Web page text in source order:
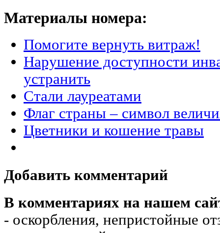
Материалы номера:
Помогите вернуть витраж!
Нарушение доступности
устранить
Стали лауреатами
Флаг страны – символ
Цветники и кошение травы
Добавить комментарий
В комментариях на нашем
- оскорбления, непристойные